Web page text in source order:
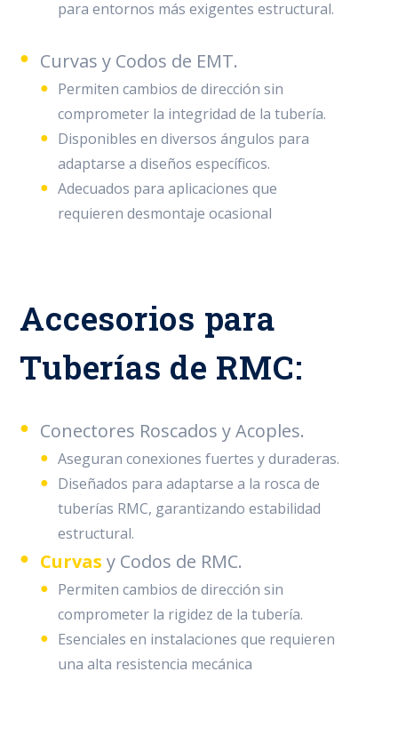
para entornos más exigentes estructural.
Curvas y Codos de EMT.
Permiten cambios de dirección sin
comprometer la integridad de la tubería.
Disponibles en diversos ángulos para
adaptarse a diseños específicos.
Adecuados para aplicaciones que
requieren desmontaje ocasional
Accesorios para
Tuberías de RMC:
Conectores Roscados y Acoples.
Aseguran conexiones fuertes y duraderas.
Diseñados para adaptarse a la rosca de
tuberías RMC, garantizando estabilidad
estructural.
Curvas y Codos de RMC.
Permiten cambios de dirección sin
comprometer la rigidez de la tubería.
Esenciales en instalaciones que requieren
una alta resistencia mecánica